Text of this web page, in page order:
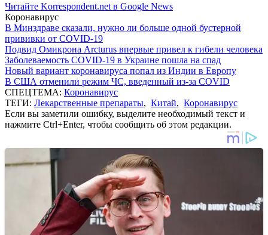
Читайте Korrespondent.net в Google News
Коронавирус
В Минздраве сказали, нужно ли больше одной бустерной
прививки от COVID-19
Подвид Омикрона Arcturus впервые привел к гибели человека
Заболеваемость COVID-19 в Украине пошла на спад
Новый вариант коронавируса попал из Индии в Европу
В США отменили режим ЧС, введенный из-за COVID
СПЕЦТЕМА: Коронавирус
ТЕГИ: Лекарственные препараты, Китай, Коронавирус
Если вы заметили ошибку, выделите необходимый текст и
нажмите Ctrl+Enter, чтобы сообщить об этом редакции.